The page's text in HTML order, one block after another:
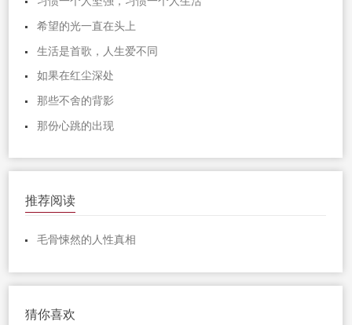
希望的光一直在头上
生活是首歌，人生爱不同
如果在红尘深处
那些不舍的背影
那份心跳的出现
推荐阅读
毛骨悚然的人性真相
猜你喜欢